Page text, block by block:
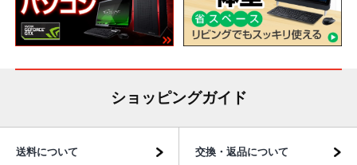
ショッピングガイド
送料について 交換・返品について